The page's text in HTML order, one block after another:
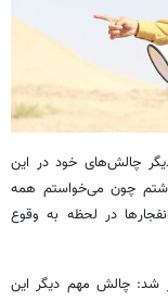
چالش‌های خود در این
چون می‌خواستم همه
در لحظه به وقوع
شد: چالش مهم دیگر این